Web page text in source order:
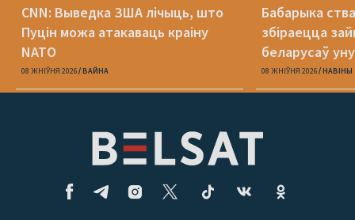
CNN: Выведка ЗША лічыць, што
Пуцін можа атакаваць краіну
NATO
08 ЖНІЎНЯ 2026 ВАЙНА
Бабарыка
збіраецца
беларусаў
дыяспары
08 ЖНІЎНЯ 2026 НАВІНЫ